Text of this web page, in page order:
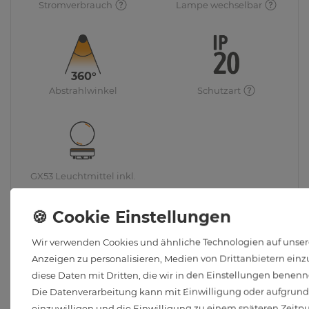
Stromverbrauch Lampe wechselbar
360°
Abstrahlwinkel Schutzart
GX53 Leuchtmittel inkl.
Wir verwenden Cookies und ähnliche Technologien auf
Anzeigen zu personalisieren, Medien von Drittanbietern
diese Daten mit Dritten, die wir in den Einstellungen
Die Datenverarbeitung kann mit Einwilligung oder